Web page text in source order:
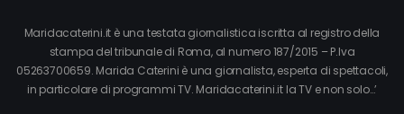
Maridacaterini.it è una testata giornalistica iscritta al registro della
stampa del tribunale di Roma, al numero 187/2015 – P.Iva
05263700659. Marida Caterini è una giornalista, esperta di spettacoli,
in particolare di programmi TV. Maridacaterini.it la TV e non solo…’